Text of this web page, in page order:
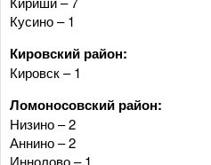
Кусино – 1
Кировский район:
Кировск – 1
Ломоносовский район:
Низино – 2
Аннино – 2
Иннолово – 1